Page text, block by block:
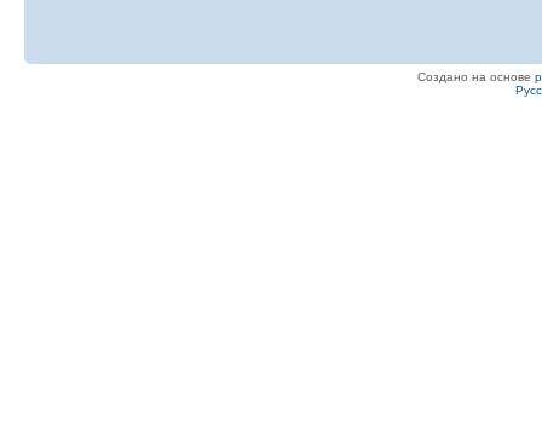
Создано на основе